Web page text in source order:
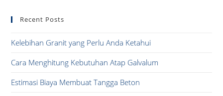
Recent Posts
Kelebihan Granit yang Perlu Anda Ketahui
Cara Menghitung Kebutuhan Atap Galvalum
Estimasi Biaya Membuat Tangga Beton